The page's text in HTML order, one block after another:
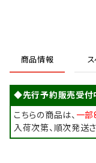
商品情報
◆先行予約販売受
こちらの商品は、 一部
入荷次第、順次発送